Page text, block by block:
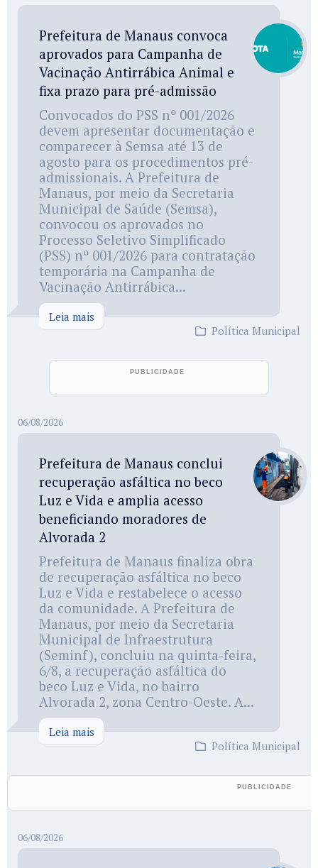
Prefeitura de Manaus convoca
aprovados para Campanha de
Vacinação Antirrábica Animal e
fixa prazo para pré-admissão
Convocados do PSS nº 001/2026
devem apresentar documentação e
comparecer à Semsa até 13 de
agosto para os procedimentos pré-
admissionais. A Prefeitura de
Manaus, por meio da Secretaria
Municipal de Saúde (Semsa),
convocou os aprovados no
Processo Seletivo Simplificado
(PSS) nº 001/2026 para contratação
temporária na Campanha de
Vacinação Antirrábica...
Leia mais
Política Municipal
06/08/2026
Prefeitura de Manaus conclui
recuperação asfáltica no beco
Luz e Vida e amplia acesso
beneficiando moradores de
Alvorada 2
Prefeitura de Manaus finaliza obra
de recuperação asfáltica no beco
Luz e Vida e restabelece o acesso
da comunidade. A Prefeitura de
Manaus, por meio da Secretaria
Municipal de Infraestrutura
(Seminf), concluiu na quinta-feira,
6/8, a recuperação asfáltica do
beco Luz e Vida, no bairro
Alvorada 2, zona Centro-Oeste. A...
Leia mais
Política Municipal
06/08/2026